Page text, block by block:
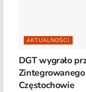
AKTUALNOŚCI
DGT wygrało
Częstochowie